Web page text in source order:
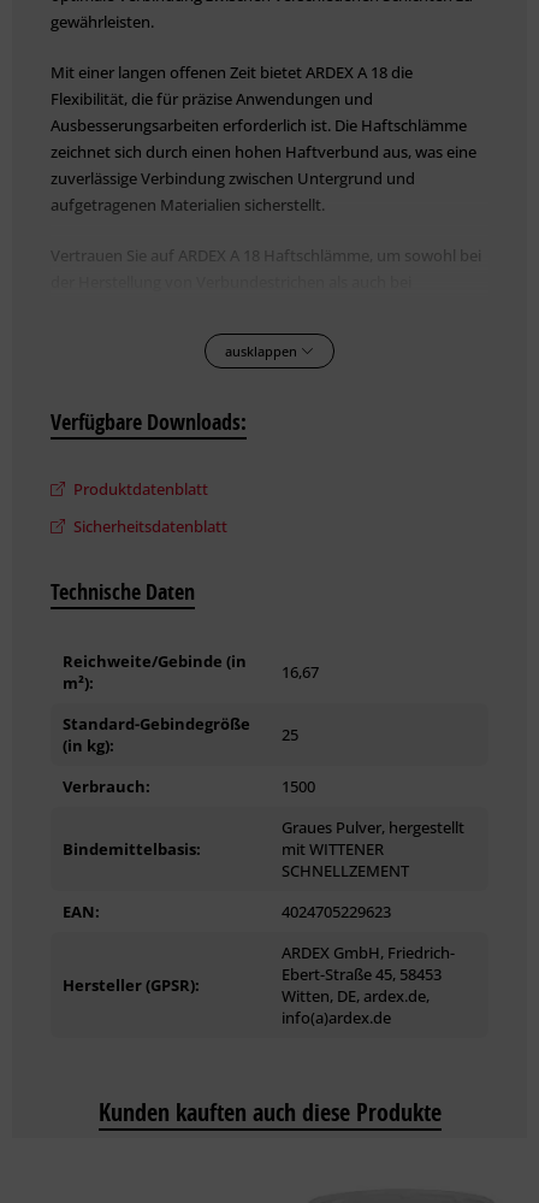
gewährleisten.
Mit einer langen offenen Zeit bietet ARDEX A 18 die
Flexibilität, die für präzise Anwendungen und
Ausbesserungsarbeiten erforderlich ist. Die Haftschlämme
zeichnet sich durch einen hohen Haftverbund aus, was eine
zuverlässige Verbindung zwischen Untergrund und
aufgetragenen Materialien sicherstellt.
Vertrauen Sie auf ARDEX A 18 Haftschlämme, um sowohl bei
Ergebnisse zu erzielen. Die kombinierten Eigenschaften von
langer offener Zeit und hohem Haftverbund machen diese
professionelle Bauprojekte.
Haftbrücke für Ausbesserungsarbeiten mit
lange offene Zeit
hoher Haftverbund
Weitere technische Details und Hinweise zur Verarbeitung
können Sie dem Produktdatenblatt entnehmen.
ausklappen
Verfügbare Downloads:
Produktdatenblatt
Sicherheitsdatenblatt
Technische Daten
Reichweite/Gebinde (in
m²):
16,67
Standard-Gebindegröße
(in kg):
25
Verbrauch: 1500
Bindemittelbasis:
Graues Pulver, hergestellt
mit WITTENER
SCHNELLZEMENT
EAN:
4024705229623
Hersteller (GPSR):
ARDEX GmbH, Friedrich-
Ebert-Straße 45, 58453
Witten, DE, ardex.de,
info(a)ardex.de
Kunden kauften auch diese Produkte